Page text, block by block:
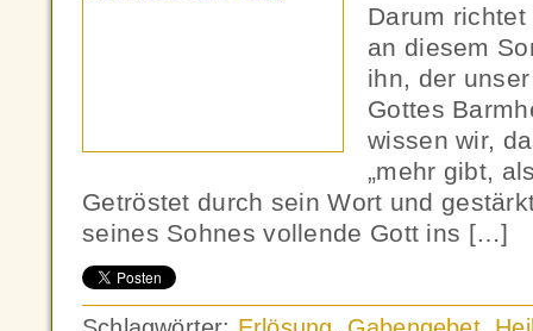
Darum
an diesem
ihn, der
Gottes
wissen wir,
„mehr gibt,
Getröstet durch sein Wort und
seines Sohnes vollende Gott ins […]